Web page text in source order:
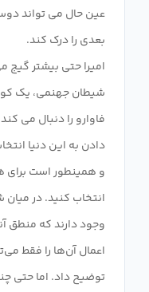
عین حال می تواند
امیرا حتی بیشتر
شیطان جهنمی، یک
فاوارو را دنبال می
و همینطور است
انتخاب کنید. در
وجود دارند که منطق
اعمال آن‌ها را فقط
توضیح داد. اما حتی